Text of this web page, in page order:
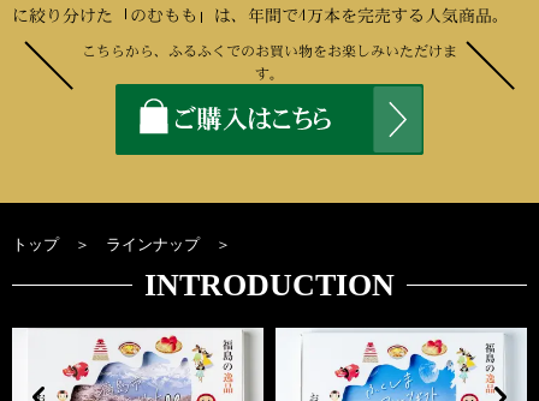
に絞り分けた「のむもも」は、年間で4万本を完売する人気商品。
こちらから、ふるふくでのお買い物をお楽しみいただけま
す。
トップ＞ ラインナップ＞
INTRODUCTION